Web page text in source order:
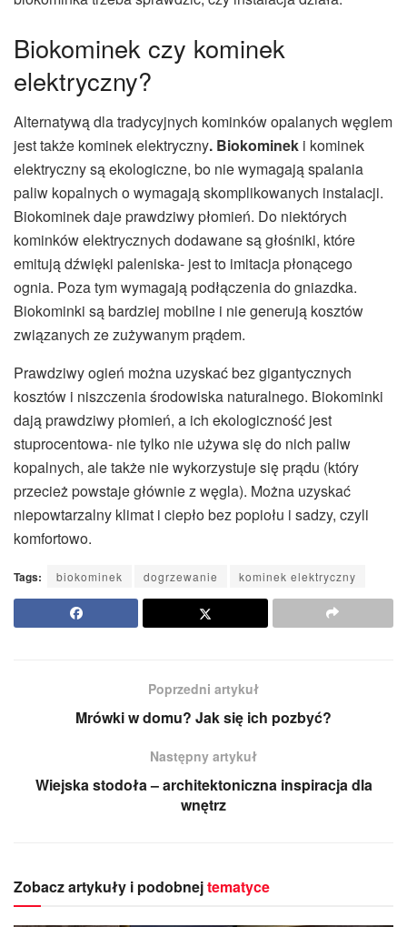
Biokominek czy kominek
elektryczny?
Alternatywą dla tradycyjnych kominków opalanych węglem
jest także kominek elektryczny. Biokominek i kominek
elektryczny są ekologiczne, bo nie wymagają spalania
paliw kopalnych o wymagają skomplikowanych instalacji.
Biokominek daje prawdziwy płomień. Do niektórych
kominków elektrycznych dodawane są głośniki, które
emitują dźwięki paleniska- jest to imitacja płonącego
ognia. Poza tym wymagają podłączenia do gniazdka.
Biokominki są bardziej mobilne i nie generują kosztów
związanych ze zużywanym prądem.
Prawdziwy ogień można uzyskać bez gigantycznych
kosztów i niszczenia środowiska naturalnego. Biokominki
dają prawdziwy płomień, a ich ekologiczność jest
stuprocentowa- nie tylko nie używa się do nich paliw
kopalnych, ale także nie wykorzystuje się prądu (który
przecież powstaje głównie z węgla). Można uzyskać
niepowtarzalny klimat i ciepło bez popiołu i sadzy, czyli
komfortowo.
Tags: biokominek dogrzewanie kominek elektryczny
Poprzedni artykuł
Mrówki w domu? Jak się ich pozbyć?
Następny artykuł
Wiejska stodoła – architektoniczna inspiracja dla
wnętrz
Zobacz artykuły i podobnejtematyce